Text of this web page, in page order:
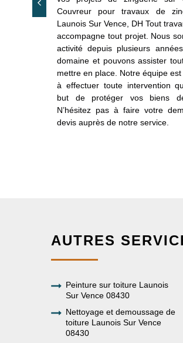
Couvreur pour travaux de
Launois Sur Vence, DH Tout
accompagne tout projet. Nous
activité depuis plusieurs
domaine et pouvons assister
mettre en place. Notre équipe
à effectuer toute intervention
but de protéger vos biens
N’hésitez pas à faire votre
devis auprès de notre service.
AUTRES
Peinture sur toiture Launois
Sur Vence 08430
Nettoyage et demoussage de
toiture Launois Sur Vence
08430